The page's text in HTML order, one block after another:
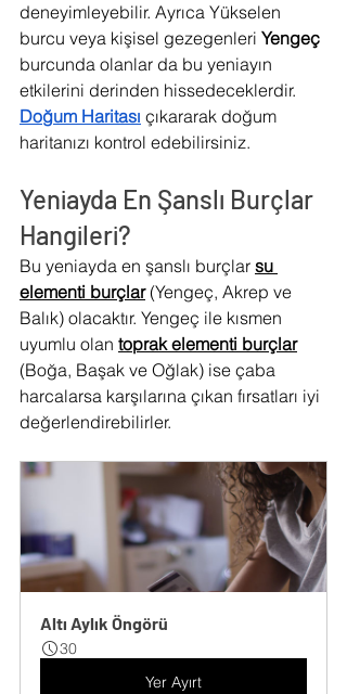
deneyimleyebilir. Ayrıca Yükselen
burcu veya kişisel gezegenleri Yengeç
burcunda olanlar da bu yeniayın
etkilerini derinden hissedeceklerdir.
Doğum Haritası çıkararak doğum
haritanızı kontrol edebilirsiniz.
Yeniayda En Şanslı Burçlar
Hangileri?
Bu yeniayda en şanslı burçlar su
elementi burçlar (Yengeç, Akrep ve
Balık) olacaktır. Yengeç ile kısmen
uyumlu olan toprak elementi burçlar
(Boğa, Başak ve Oğlak) ise çaba
harcalarsa karşılarına çıkan fırsatları iyi
değerlendirebilirler.
Altı Aylık Öngörü
30
Yer Ayırt